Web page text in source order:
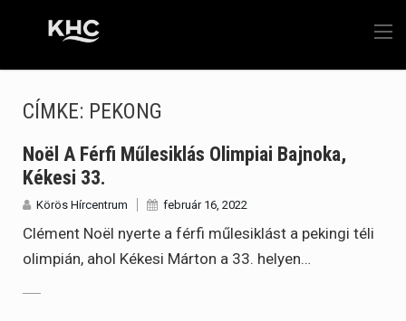
CÍMKE: PEKONG
Noël A Férfi Műlesiklás Olimpiai Bajnoka,
Kékesi 33.
Körös Hírcentrum február 16, 2022
Clément Noël nyerte a férfi műlesiklást a pekingi téli
olimpián, ahol Kékesi Márton a 33. helyen…